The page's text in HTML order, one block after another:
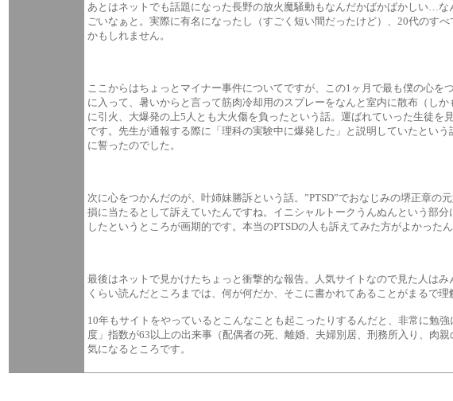
あとはネットでも話題になった長野の放火魔騒動もなんだかばかばかしい…
ごいなぁと。実際に有名になったし（すごく短い間だったけど）、20代のす
かもしれません。
ここからはちょっとマイナー事件についてですが、この1ヶ月で最も僕の心
に入って、暑いからと言って筋肉冷却用のスプレーをなんと室内に散布（し
に引火、大爆発の上5人とも大火傷を負ったという話。運ばれていった生徒
です。先生が通報する際に「理科の実験中に爆発した」と説明していたとい
に誓ったのでした。
次に心をつかんだのが、叶姉妹勝訴という話。”PTSD”でおなじみの堺正章
損に当たるとして訴えていたんですね。イニシャルトークうんぬんという部
したというところが画期的です。本当のPTSDの人も訴えてみた方がよかった
最後はネットで見かけたちょっと衝撃的な報告。人気サイトなので見た人は
くらい読んだところまでは、何が何だか、そこに書かれてあることがまるで
10年もサイトをやっているとこんなことも起こったりするんだと、非常に勉
度」指数が63以上の出来事（配偶者の死、離婚、夫婦別居、刑務所入り、肉
気になるところです。